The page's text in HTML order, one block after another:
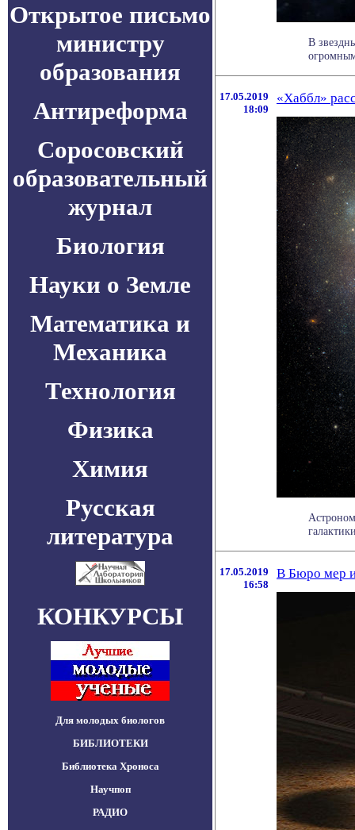
Открытое письмо
министру
образования
Антиреформа
Соросовский
образовательный
журнал
Биология
Науки о Земле
Математика и
Механика
Технология
Физика
Химия
Русская
литература
КОНКУРСЫ
Для молодых биологов
БИБЛИОТЕКИ
Библиотека Хроноса
Научпоп
РАДИО
В
17.05.2019
18:09
«Хаббл»
17.05.2019
16:58
В Бюро мер и